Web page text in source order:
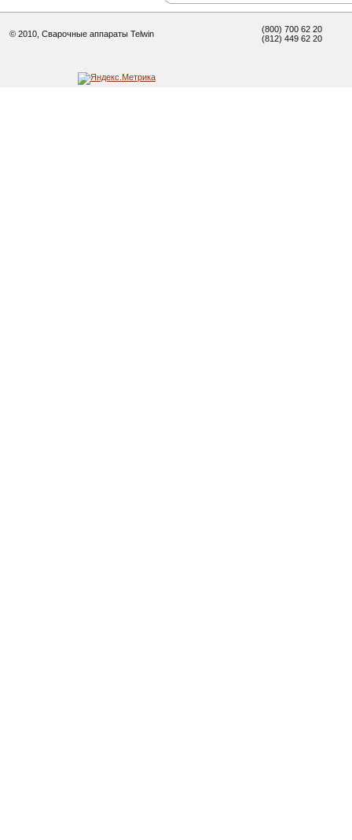
© 2010, Сварочные аппараты Telwin
(800) 700 62 20
(812) 449 62 20